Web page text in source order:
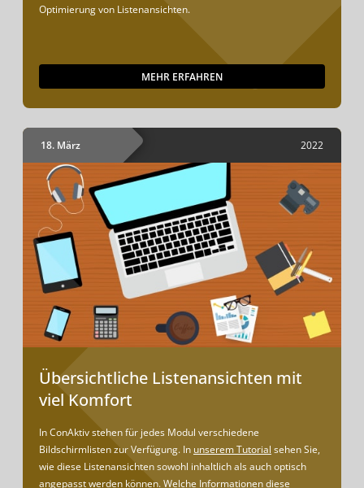
Optimierung von Listenansichten.
MEHR ERFAHREN
18. März 2022
Übersichtliche Listenansichten mit
viel Komfort
In ConAktiv stehen für jedes Modul verschiedene
Bildschirmlisten zur Verfügung. In unserem Tutorial sehen Sie,
wie diese Listenansichten sowohl inhaltlich als auch optisch
angepasst werden können. Welche Informationen diese